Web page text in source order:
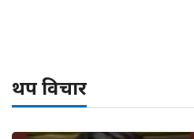
थप विचार